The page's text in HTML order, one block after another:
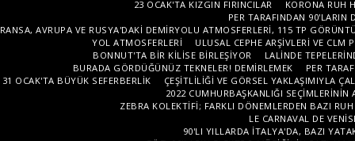
23 OCAK'TA KIZGIN FIRINCILAR
KORONA RUH
PER TARAFINDAN 90'LARIN
AVRUPA VE RUSYA'DAKI DEMIRYOLU ATMOSFERLERI, 115 TP
YOL ATMOSFERLERI
ULUSAL CEPHE ARŞIVLERI VE CLM
BONNUT'TA BIR KILISE BIRLEŞIYOR
LALINDE
BURADA GÖRDÜĞÜNÜZ TEKNELER! DEMIRLEMEK
PER
31 OCAK'TA BÜYÜK SEFERBERLIK
ÇEŞITLILIĞI VE GÖRSEL YAKLAŞIMIYLA
2022 CUMHURBAŞKANLIĞI SEÇIMLERININ
ZEBRA KOLEKTIFI; FARKLI DÖNEMLERDEN BAZI
LE CARNAVAL DE
90'LI YILLARDA İTALYA'DA, BAZI